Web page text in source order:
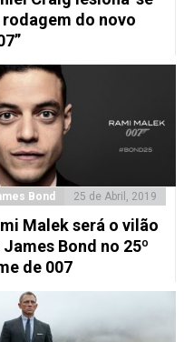
rodagem do novo
Bond 25 de Abril, 2019
Malek será o vilão
James Bond no 25º
de 007